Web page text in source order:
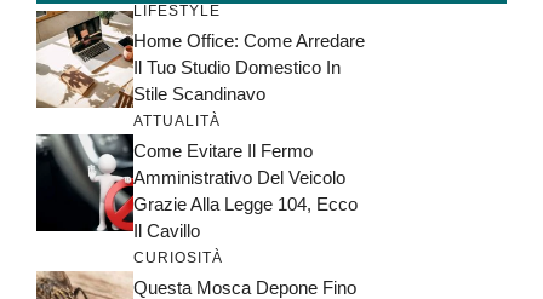
LIFESTYLE
Home Office: Come Arredare
Il Tuo Studio Domestico In
Stile Scandinavo
ATTUALITÀ
Come Evitare Il Fermo
Amministrativo Del Veicolo
Grazie Alla Legge 104, Ecco
Il Cavillo
CURIOSITÀ
Questa Mosca Depone Fino